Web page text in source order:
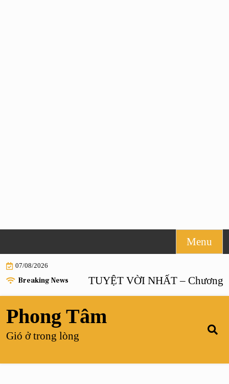
to
content
Menu
07/08/2026
Breaking News
HÔN NHÂN TUYỆT VỜI NHẤT – Chương 55 |
Phong Tâm
Gió ở trong lòng